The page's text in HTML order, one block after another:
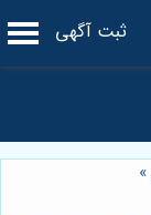
ثبت آگهی
»